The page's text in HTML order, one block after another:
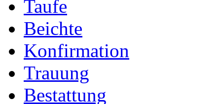
Taufe
Beichte
Konfirmation
Trauung
Bestattung